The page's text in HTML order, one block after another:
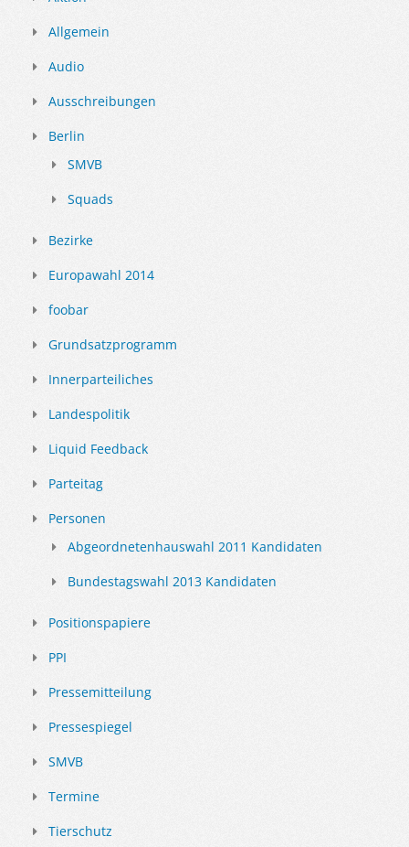
Allgemein
Audio
Ausschreibungen
Berlin
SMVB
Squads
Bezirke
Europawahl 2014
foobar
Grundsatzprogramm
Innerparteiliches
Landespolitik
Liquid Feedback
Parteitag
Personen
Abgeordnetenhauswahl 2011 Kandidaten
Bundestagswahl 2013 Kandidaten
Positionspapiere
PPI
Pressemitteilung
Pressespiegel
SMVB
Termine
Tierschutz